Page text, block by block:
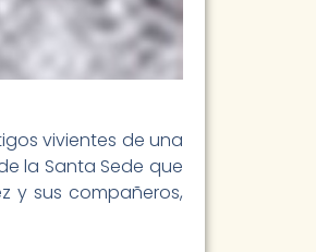
vivientes de una
la Santa Sede que
y sus compañeros,